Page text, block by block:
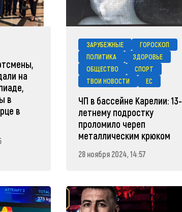
на
в
в
ЗАРУБЕЖНЫЕ
ГОРОСКОП
ПОЛИТИКА
ЗДОРОВЬЕ
ОБЩЕСТВО
СПОРТ
ТВОИ НОВОСТИ
ЕС
ЧП в бассейне Карелии: 13-
летнему подростку
проломило череп
металлическим крюком
28 ноября 2024, 14:57